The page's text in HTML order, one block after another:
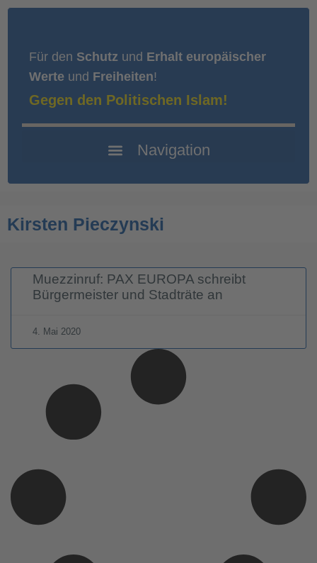
Für den Schutz und Erhalt europäischer
Werte und Freiheiten!
Gegen den Politischen Islam!
Kirsten Pieczynski
Muezzinruf: PAX EUROPA schreibt
Bürgermeister und Stadträte an
4. Mai 2020